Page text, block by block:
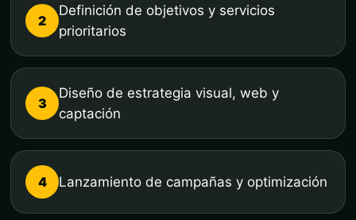
2
Definición de objetivos y servicios
prioritarios
3
Diseño de estrategia visual, web y
captación
4 Lanzamiento de campañas y optimización